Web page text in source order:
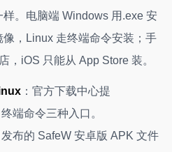
。电脑端 Windows 用.exe 安
，Linux 走终端命令安装；手
，iOS 只能从 App Store 装。
：官方下载中心提
端命令三种入口。
发布的 SafeW 安卓版 APK 文件